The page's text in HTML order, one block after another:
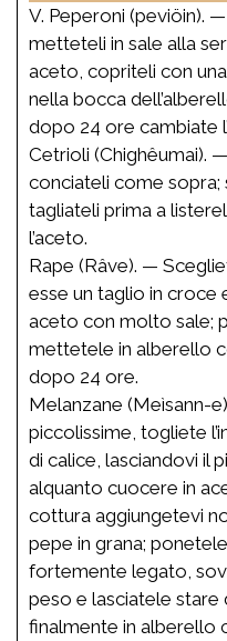
V. Peperoni (peviöin).
metteteli in sale alla
aceto, copriteli con una
nella bocca
dopo 24 ore cambiate
Cetrioli (Chighêumai).
conciateli come sopra;
tagliateli prima a
l’aceto.
Rape (Râve). —
esse un taglio in croce
aceto con molto sale;
mettetele in alberello
dopo 24 ore.
Melanzane (Meìsann-
piccolissime, togliete
di calice, lasciandovi il
alquanto cuocere in
cottura aggiungetevi
pepe in grana;
fortemente legato,
peso e lasciatele stare
finalmente in alberello